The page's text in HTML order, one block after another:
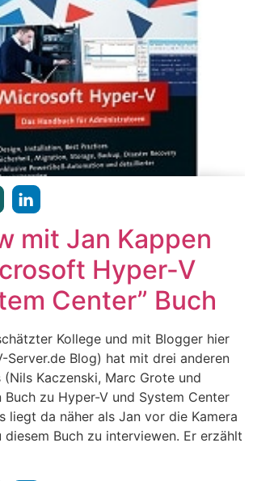
mit Jan Kappen
Hyper-V
Center” Buch
Kollege und mit Blogger hier
Server.de Blog) hat mit drei anderen
(Nils Kaczenski, Marc Grote und
Buch zu Hyper-V und System Center
liegt da näher als Jan vor die Kamera
diesem Buch zu interviewen. Er erzählt